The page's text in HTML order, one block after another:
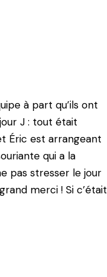
à part qu’ils ont
J : tout était
Éric est arrangeant
qui a la
pas stresser le jour
merci ! Si c’était